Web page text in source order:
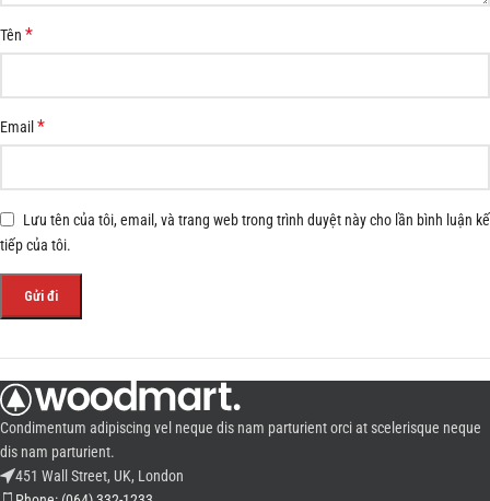
Tên *
Email*
Lưu tên của tôi, email, và trang web trong trình duyệt này cho lần bình luận kế
tiếp của tôi.
Condimentum adipiscing vel neque dis nam parturient orci at scelerisque neque
dis nam parturient.
451 Wall Street, UK, London